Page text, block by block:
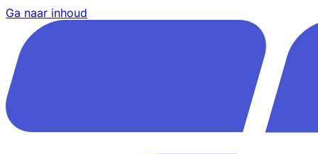
Ga naar inhoud